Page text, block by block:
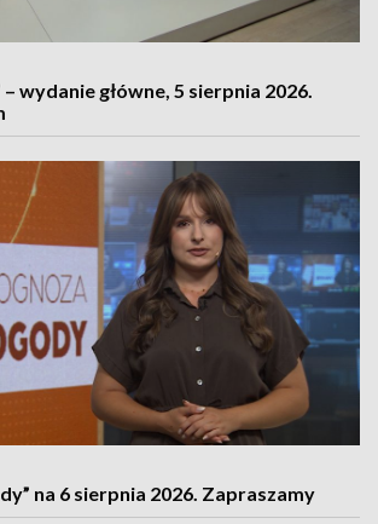
wydanie główne, 5 sierpnia 2026.
na 6 sierpnia 2026. Zapraszamy